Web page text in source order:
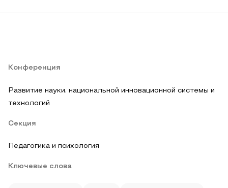
Конференция
Развитие науки, национальной инновационной системы и
технологий
Секция
Педагогика и психология
Ключевые слова